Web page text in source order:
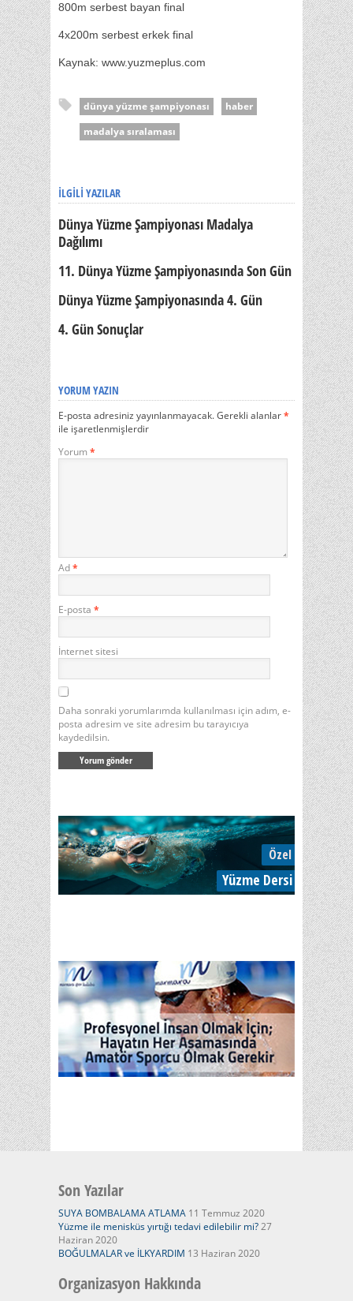
800m serbest bayan final
4x200m serbest erkek final
Kaynak: www.yuzmeplus.com
dünya yüzme şampiyonası
haber
madalya sıralaması
İLGILI YAZILAR
Dünya Yüzme Şampiyonası Madalya
Dağılımı
11. Dünya Yüzme Şampiyonasında Son Gün
Dünya Yüzme Şampiyonasında 4. Gün
4. Gün Sonuçlar
YORUM YAZIN
E-posta adresiniz yayınlanmayacak.Gerekli alanlar*
ile işaretlenmişlerdir
Yorum *
Ad*
E-posta *
İnternet sitesi
Daha sonraki yorumlarımda kullanılması için adım, e-
posta adresim ve site adresim bu tarayıcıya
kaydedilsin.
Son Yazılar
SUYA BOMBALAMA ATLAMA 11 Temmuz 2020
Yüzme ile menisküs yırtığı tedavi edilebilir mi?27
Haziran 2020
BOĞULMALAR ve İLKYARDIM 13 Haziran 2020
Organizasyon Hakkında